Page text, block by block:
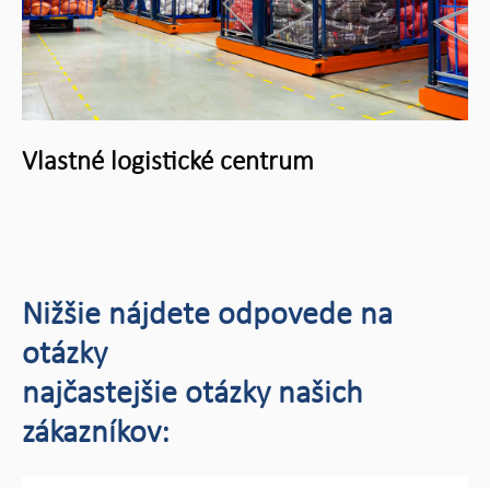
Vlastné logistické centrum
Nižšie nájdete odpovede na
otázky
najčastejšie otázky našich
zákazníkov: